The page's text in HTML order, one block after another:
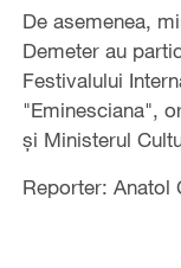
De asemenea,
Demeter au
Festivalului
"Eminesciana",
și Ministerul
Reporter: Anatol